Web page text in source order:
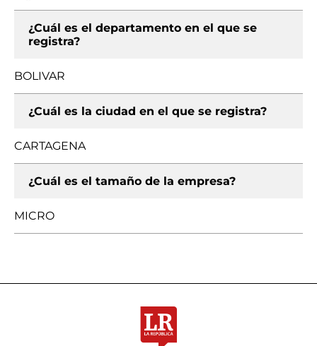
¿Cuál es el departamento en el que se
registra?
BOLIVAR
¿Cuál es la ciudad en el que se registra?
CARTAGENA
¿Cuál es el tamaño de la empresa?
MICRO